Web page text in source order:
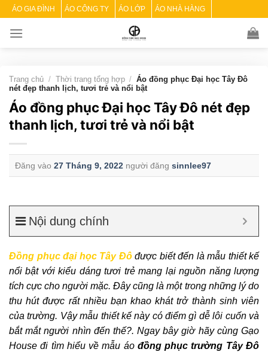
Skip
content
ÁO GIA ĐÌNH ÁO CÔNG TY ÁO LỚP ÁO NHÀ HÀNG
Trang chủ / Thời trang tổng hợp / Áo đồng phục Đại học Tây Đô
nét đẹp thanh lịch, tươi trẻ và nổi bật
Áo đồng phục Đại học Tây Đô nét đẹp
thanh lịch, tươi trẻ và nổi bật
Đăng vào 27 Tháng 9, 2022 người đăng sinnlee97
Nội dung chính
Đồng phục đại học Tây Đôđược biết đến là mẫu thiết kế
nổi bật với kiểu dáng tươi trẻ mang lại nguồn năng lượng
tích cực cho người mặc. Đây cũng là một trong những lý do
thu hút được rất nhiều bạn khao khát trở thành sinh viên
của trường. Vậy mẫu thiết kế này có điểm gì dễ lôi cuốn và
bắt mắt người nhìn đến thế?. Ngay bây giờ hãy cùng Gạo
House đi tìm hiểu về mẫu áo đồng phục trường Tây Đô